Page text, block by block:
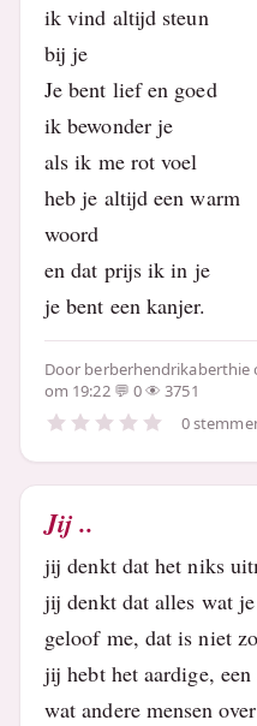
ik vind altijd steun
bij je
Je bent lief en goed
ik bewonder je
als ik me rot voel
heb je altijd een warm
woord
en dat prijs ik in je
je bent een kanjer.
Door berberhendrikaberthie
om 19:22
0
3751
0
Jij ..
jij denkt dat het niks
jij denkt dat alles wat
geloof me, dat is niet
jij hebt het aardige,
wat andere mensen